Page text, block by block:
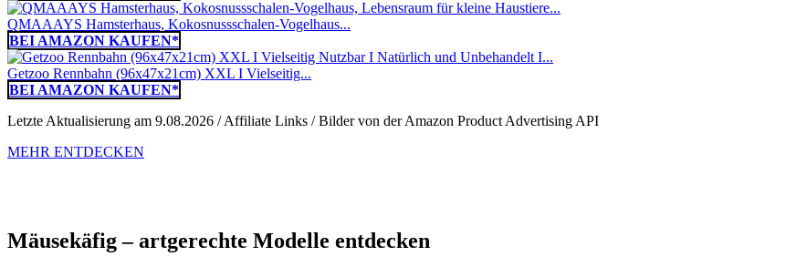
QMAAAYS Hamsterhaus, Kokosnussschalen-Vogelhaus...
BEI AMAZON KAUFEN*
Getzoo Rennbahn (96x47x21cm) XXL I Vielseitig...
BEI AMAZON KAUFEN*
Letzte Aktualisierung am 9.08.2026 / Affiliate Links / Bilder von der Amazon Product Advertising API
MEHR ENTDECKEN
Mäusekäfig – artgerechte Modelle entdecken